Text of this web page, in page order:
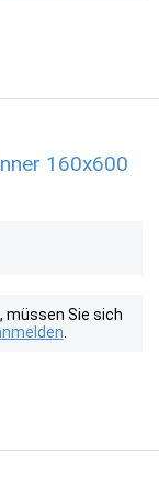
160x600
müssen Sie sich